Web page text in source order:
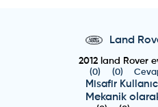
Land
2012 land Rover
(0) (0)
Misafir
Mekanik